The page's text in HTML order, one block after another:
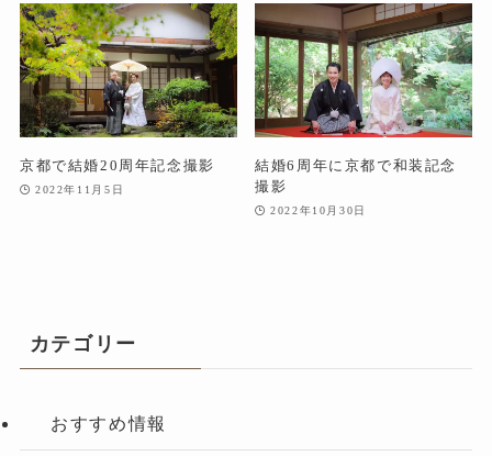
京都で結婚20周年記念撮影
2022年11月5日
結婚6周年に京都で和装記念
撮影
2022年10月30日
カテゴリー
おすすめ情報